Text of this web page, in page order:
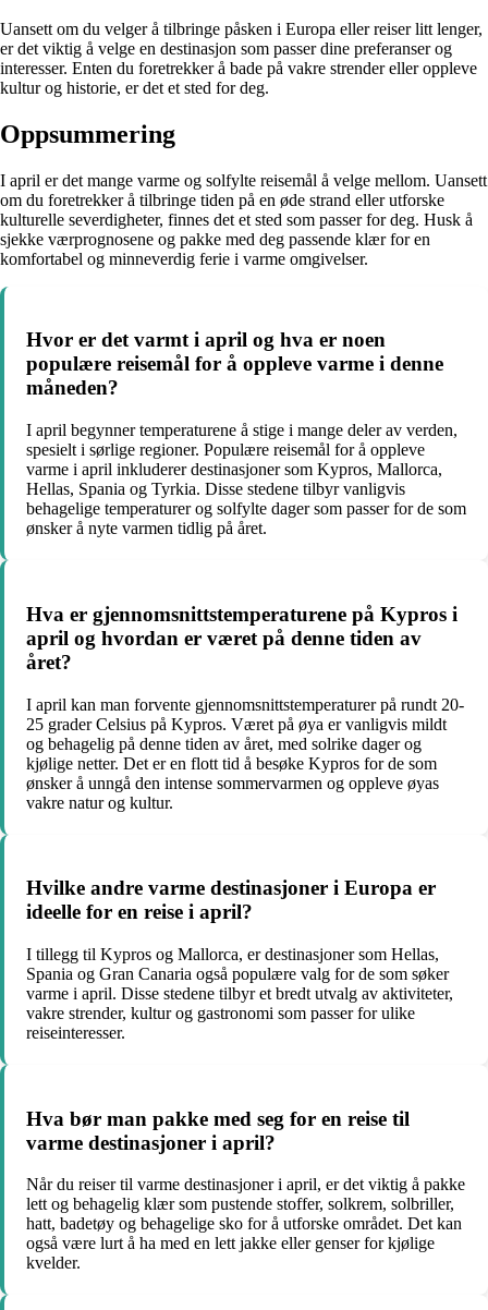
Uansett om du velger å tilbringe påsken i Europa eller reiser litt lenger,
er det viktig å velge en destinasjon som passer dine preferanser og
interesser. Enten du foretrekker å bade på vakre strender eller oppleve
kultur og historie, er det et sted for deg.
Oppsummering
I april er det mange varme og solfylte reisemål å velge mellom. Uansett
om du foretrekker å tilbringe tiden på en øde strand eller utforske
kulturelle severdigheter, finnes det et sted som passer for deg. Husk å
sjekke værprognosene og pakke med deg passende klær for en
komfortabel og minneverdig ferie i varme omgivelser.
Hvor er det varmt i april og hva er noen
populære reisemål for å oppleve varme i denne
måneden?
I april begynner temperaturene å stige i mange deler av verden,
spesielt i sørlige regioner. Populære reisemål for å oppleve
varme i april inkluderer destinasjoner som Kypros, Mallorca,
Hellas, Spania og Tyrkia. Disse stedene tilbyr vanligvis
behagelige temperaturer og solfylte dager som passer for de som
ønsker å nyte varmen tidlig på året.
Hva er gjennomsnittstemperaturene på Kypros i
april og hvordan er været på denne tiden av
året?
I april kan man forvente gjennomsnittstemperaturer på rundt 20-
25 grader Celsius på Kypros. Været på øya er vanligvis mildt
og behagelig på denne tiden av året, med solrike dager og
kjølige netter. Det er en flott tid å besøke Kypros for de som
ønsker å unngå den intense sommervarmen og oppleve øyas
vakre natur og kultur.
Hvilke andre varme destinasjoner i Europa er
ideelle for en reise i april?
I tillegg til Kypros og Mallorca, er destinasjoner som Hellas,
Spania og Gran Canaria også populære valg for de som søker
varme i april. Disse stedene tilbyr et bredt utvalg av aktiviteter,
vakre strender, kultur og gastronomi som passer for ulike
reiseinteresser.
Hva bør man pakke med seg for en reise til
varme destinasjoner i april?
Når du reiser til varme destinasjoner i april, er det viktig å pakke
lett og behagelig klær som pustende stoffer, solkrem, solbriller,
hatt, badetøy og behagelige sko for å utforske området. Det kan
også være lurt å ha med en lett jakke eller genser for kjølige
kvelder.